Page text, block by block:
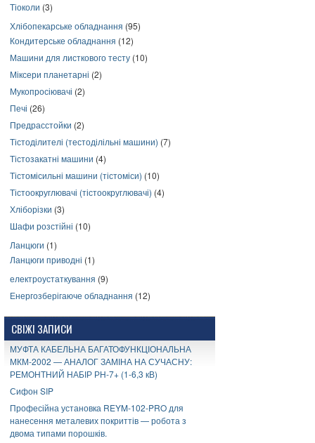
Тіоколи (3)
Хлібопекарське обладнання (95)
Кондитерське обладнання (12)
Машини для листкового тесту (10)
Міксери планетарні (2)
Мукопросіювачі (2)
Печі (26)
Предрасстойки (2)
Тістоділителі (тестоділільні машини) (7)
Тістозакатні машини (4)
Тістомісильні машини (тістоміси) (10)
Тістоокруглювачі (тістоокруглювачі) (4)
Хліборізки (3)
Шафи розстійні (10)
Ланцюги (1)
Ланцюги приводні (1)
електроустаткування (9)
Енергозберігаюче обладнання (12)
СВІЖІ ЗАПИСИ
МУФТА КАБЕЛЬНА БАГАТОФУНКЦІОНАЛЬНА
МКМ-2002 — АНАЛОГ ЗАМІНА НА СУЧАСНУ:
РЕМОНТНИЙ НАБІР РН-7+ (1-6,3 кВ)
Сифон SIP
Професійна установка REYM-102-PRO для
нанесення металевих покриттів — робота з
двома типами порошків.